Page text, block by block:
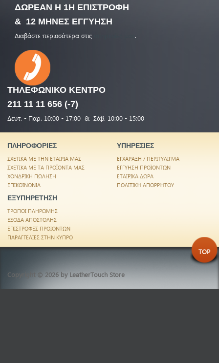
ΔΩΡΕΑΝ Η 1Η ΕΠΙΣΤΡΟΦΗ
& 12 ΜΗΝΕΣ ΕΓΓΥΗΣΗ
Διαβάστε περισσότερα στις .
ΤΗΛΕΦΩΝΙΚΟ ΚΕΝΤΡΟ
211 11 11 656 (-7)
Δευτ. - Παρ. 10:00 - 17:00 & Σάβ. 10:00 - 15:00
ΠΛΗΡΟΦΟΡΙΕΣ
ΣΧΕΤΙΚΑ ΜΕ ΤΗΝ ΕΤΑΙΡΙΑ ΜΑΣ
ΣΧΕΤΙΚΑ ΜΕ ΤΑ ΠΡΟΪΟΝΤΑ ΜΑΣ
ΧΟΝΔΡΙΚΗ ΠΩΛΗΣΗ
ΕΠΙΚΟΙΝΩΝΙΑ
ΥΠΗΡΕΣΙΕΣ
ΕΓΧΑΡΑΞΗ / ΠΕΡΙΤΥΛΙΓΜΑ
ΕΓΓΥΗΣΗ ΠΡΟΪΟΝΤΩΝ
ΕΤΑΙΡΙΚΑ ΔΩΡΑ
ΠΟΛΙΤΙΚΉ ΑΠΟΡΡΉΤΟΥ
ΕΞΥΠΗΡΕΤΗΣΗ
ΤΡΟΠΟΙ ΠΛΗΡΩΜΗΣ
ΕΞΟΔΑ ΑΠΟΣΤΟΛΗΣ
ΕΠΙΣΤΡΟΦΕΣ ΠΡΟΙΟΝΤΩΝ
ΠΑΡΑΓΓΕΛΙΕΣ ΣΤΗΝ ΚΥΠΡΟ
Copyright © 2026 by LeatherTouch Store
TOP